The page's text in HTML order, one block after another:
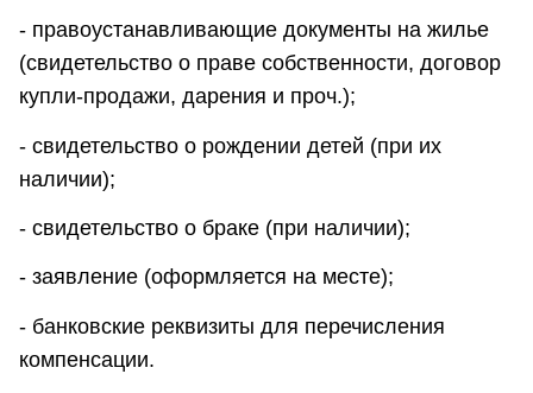
- правоустанавливающие документы на жилье
(свидетельство о праве собственности, договор
купли-продажи, дарения и проч.);
- свидетельство о рождении детей (при их
наличии);
- свидетельство о браке (при наличии);
- заявление (оформляется на месте);
- банковские реквизиты для перечисления
компенсации.